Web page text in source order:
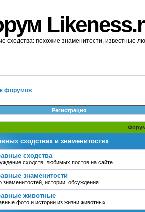
сходства: похожие знаменитости, известные
форумов
Регистрация
сходствах и знаменитостях
сходства
сходств, любимых постов на сайте
знаменитости
знаменитостей, истории, обсуждения
животные
фото и истории из жизни животных